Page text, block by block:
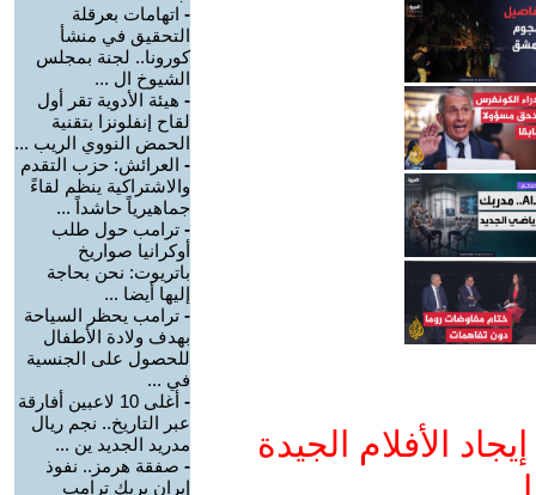
الأفلام الجيدة
- اتهامات بعرقلة
التحقيق في منشأ
كورونا.. لجنة بمجلس
الشيوخ ال ...
- هيئة الأدوية تقر أول
لقاح إنفلونزا بتقنية
الحمض النووي الريب ...
- العرائش: حزب التقدم
والاشتراكية ينظم لقاءً
جماهيرياً حاشداً ...
- ترامب حول طلب
أوكرانيا صواريخ
باتريوت: نحن بحاجة
إليها أيضا ...
- ترامب يحظر السياحة
بهدف ولادة الأطفال
للحصول على الجنسية
في ...
-
أغلى 10 لاعبين أفارقة
عبر التاريخ.. نجم ريال
مدريد الجديد ين ...
- صفقة هرمز.. نفوذ
إيران يربك ترامب